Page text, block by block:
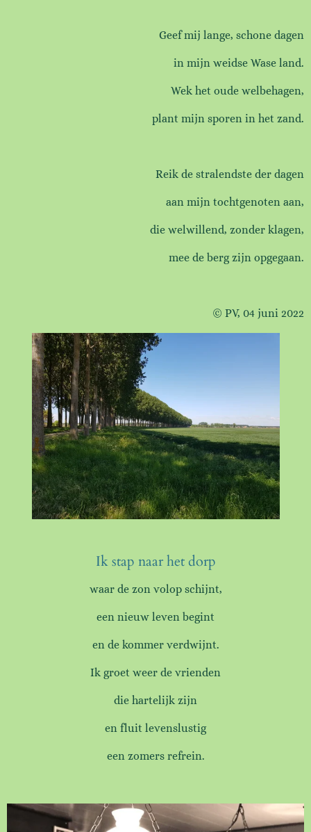
Geef mij lange, schone dagen
in mijn weidse Wase land.
Wek het oude welbehagen,
plant mijn sporen in het zand.
Reik de stralendste der dagen
aan mijn tochtgenoten aan,
die welwillend, zonder klagen,
mee de berg zijn opgegaan.
© PV, 04 juni 2022
Ik stap naar het dorp
waar de zon volop schijnt,
een nieuw leven begint
en de kommer verdwijnt.
Ik groet weer de vrienden
die hartelijk zijn
en fluit levenslustig
een zomers refrein.